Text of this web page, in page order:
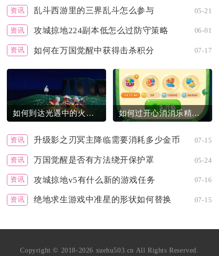
资讯 乱斗西游里的三界乱斗怎么参与 05-21
资讯 攻城掠地224副本低怎么过防守策略 06-01
资讯 如何在万国觉醒中获得击杀积分 07-17
如何到达光遇中的火焰试炼场地 如何过开心消消乐精英关380关
资讯 升级影之刃冥主降临需要消耗多少金币 07-15
资讯 万国觉醒是否有方法绕开保护罩 05-24
资讯 攻城掠地v5有什么新的游戏任务 07-16
资讯 绝地求生游戏中准星的形状如何替换 07-15
Copyright © 2018-2026 xuehu503.cn All Rights Reserved.